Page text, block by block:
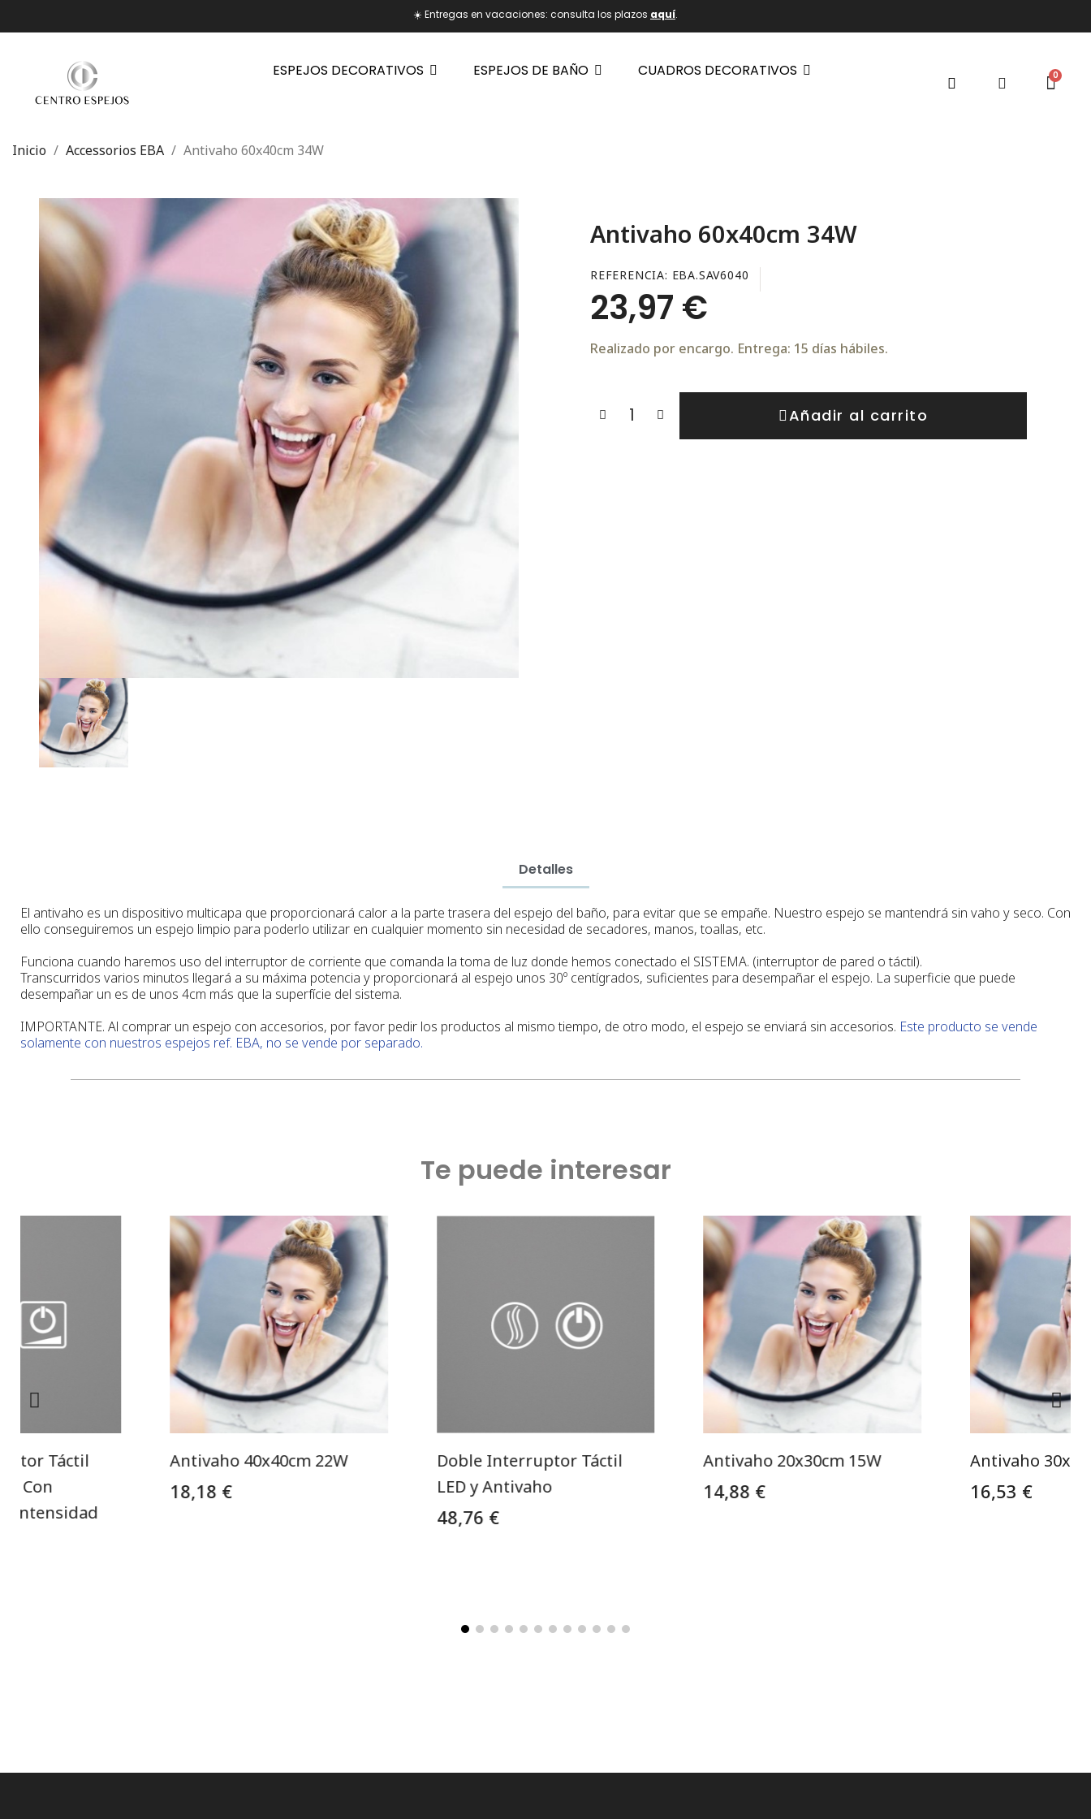
☀️ Entregas en vacaciones: consulta los plazos aquí.
ESPEJOS DECORATIVOS ESPEJOS DE BAÑO CUADROS DECORATIVOS
Inicio Accessorios EBA Antivaho 60x40cm 34W
Antivaho 60x40cm 34W
REFERENCIA EBA.SAV6040
23,97 €
Realizado por encargo. Entrega: 15 días hábiles.
Añadir al carrito
Detalles
El antivaho es un dispositivo multicapa que proporcionará calor a la parte trasera del espejo del baño, para evitar que se empañe. Nuestro espejo se mantendrá sin vaho y seco. Con
ello conseguiremos un espejo limpio para poderlo utilizar en cualquier momento sin necesidad de secadores, manos, toallas, etc.
Funciona cuando haremos uso del interruptor de corriente que comanda la toma de luz donde hemos conectado el SISTEMA. (interruptor de pared o táctil).
Transcurridos varios minutos llegará a su máxima potencia y proporcionará al espejo unos 30º centígrados, suficientes para desempañar el espejo. La superficie que puede
desempañar un es de unos 4cm más que la superfície del sistema.
IMPORTANTE. Al comprar un espejo con accesorios, por favor pedir los productos al mismo tiempo, de otro modo, el espejo se enviará sin accesorios. Este producto se vende
solamente con nuestros espejos ref. EBA, no se vende por separado.
Te puede interesar
Táctil
Con
Intensidad
Antivaho 40x40cm 22W
18,18 €
Doble Interruptor Táctil
LED y Antivaho
48,76 €
Antivaho 20x30cm 15W
14,88 €
Antivaho
16,53 €